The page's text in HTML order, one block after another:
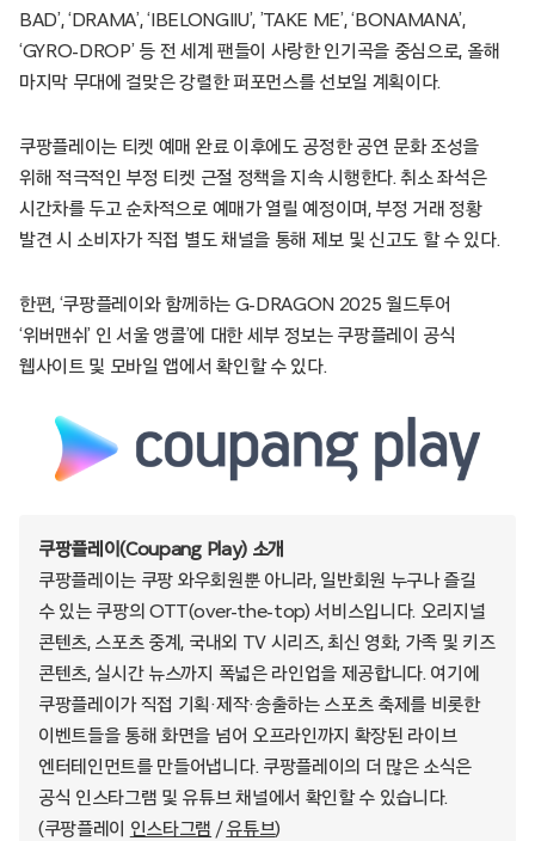
BAD’, ‘DRAMA’, ‘IBELONGIIU’, ’TAKE ME’, ‘BONAMANA’,
‘GYRO-DROP’ 등 전 세계 팬들이 사랑한 인기곡을 중심으로, 올해
마지막 무대에 걸맞은 강렬한 퍼포먼스를 선보일 계획이다.
쿠팡플레이는 티켓 예매 완료 이후에도 공정한 공연 문화 조성을
위해 적극적인 부정 티켓 근절 정책을 지속 시행한다. 취소 좌석은
시간차를 두고 순차적으로 예매가 열릴 예정이며, 부정 거래 정황
발견 시 소비자가 직접 별도 채널을 통해 제보 및 신고도 할 수 있다.
한편, ‘쿠팡플레이와 함께하는 G-DRAGON 2025 월드투어
‘위버맨쉬’ 인 서울 앵콜’에 대한 세부 정보는 쿠팡플레이 공식
웹사이트 및 모바일 앱에서 확인할 수 있다.
쿠팡플레이(Coupang Play) 소개
쿠팡플레이는 쿠팡 와우회원뿐 아니라, 일반회원 누구나 즐길
수 있는 쿠팡의 OTT(over-the-top) 서비스입니다. 오리지널
콘텐츠, 스포츠 중계, 국내외 TV 시리즈, 최신 영화, 가족 및 키즈
콘텐츠, 실시간 뉴스까지 폭넓은 라인업을 제공합니다. 여기에
쿠팡플레이가 직접 기획·제작·송출하는 스포츠 축제를 비롯한
이벤트들을 통해 화면을 넘어 오프라인까지 확장된 라이브
엔터테인먼트를 만들어냅니다. 쿠팡플레이의 더 많은 소식은
공식 인스타그램 및 유튜브 채널에서 확인할 수 있습니다.
(쿠팡플레이 인스타그램 /유튜브)